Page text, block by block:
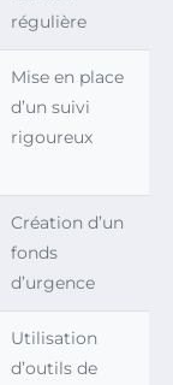
régulière
Mise en place
d’un suivi
rigoureux
Création d’un
fonds
d’urgence
Utilisation
d’outils de